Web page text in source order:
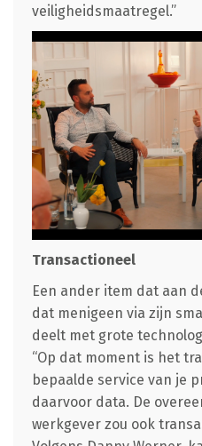
veiligheidsmaatregel.”
Transactioneel
Een ander item dat aan
dat menigeen via zijn
deelt met grote
“Op dat moment is het
bepaalde service van je
daarvoor data. De
werkgever zou ook